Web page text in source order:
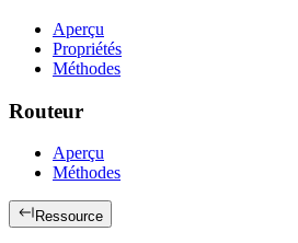
Aperçu
Propriétés
Méthodes
Routeur
Aperçu
Méthodes
Ressource